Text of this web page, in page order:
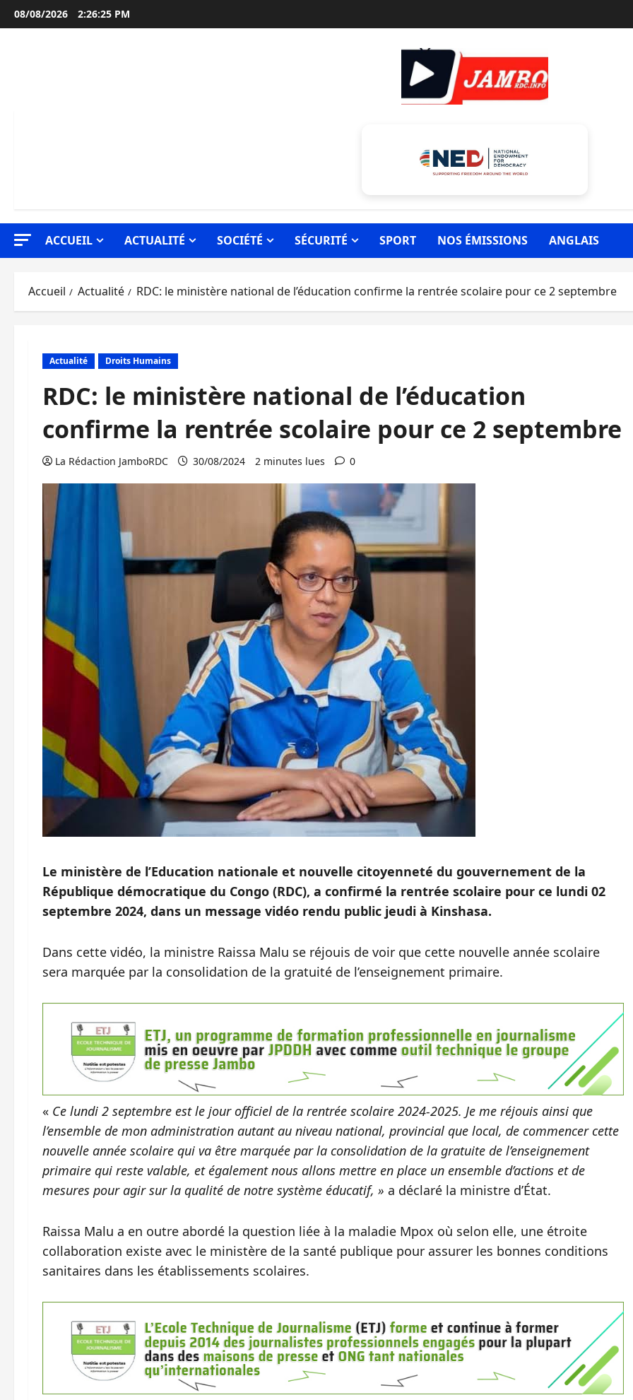
Aller
au
08/08/2026 2:26:26 PM
ACCUEIL ACTUALITÉ SOCIÉTÉ SÉCURITÉ SPORT NOS ÉMISSIONS ANGLAIS
Accueil Actualité RDC: le ministère national de l’éducation confirme la rentrée scolaire pour ce 2 septembre
Actualité Droits Humains
RDC: le ministère national de l’éducation
confirme la rentrée scolaire pour ce 2 septembre
La Rédaction JamboRDC 30/08/2024 2 minutes lues 0
Le ministère de l’Education nationale et nouvelle citoyenneté du gouvernement de la
République démocratique du Congo (RDC), a confirmé la rentrée scolaire pour ce lundi 02
septembre 2024, dans un message vidéo rendu public jeudi à Kinshasa.
Dans cette vidéo, la ministre Raissa Malu se réjouis de voir que cette nouvelle année scolaire
sera marquée par la consolidation de la gratuité de l’enseignement primaire.
« Ce lundi 2 septembre est le jour officiel de la rentrée scolaire 2024-2025. Je me réjouis ainsi que
l’ensemble de mon administration autant au niveau national, provincial que local, de commencer cette
nouvelle année scolaire qui va être marquée par la consolidation de la gratuite de l’enseignement
primaire qui reste valable, et également nous allons mettre en place un ensemble d’actions et de
mesures pour agir sur la qualité de notre système éducatif, » a déclaré la ministre d’État.
Raissa Malu a en outre abordé la question liée à la maladie Mpox où selon elle, une étroite
collaboration existe avec le ministère de la santé publique pour assurer les bonnes conditions
sanitaires dans les établissements scolaires.